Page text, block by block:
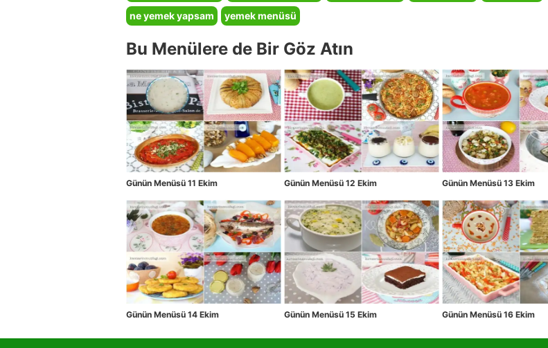
ne yemek yapsam
yemek menüsü
Bu Menülere de Bir Göz Atın
Günün Menüsü 11 Ekim Günün Menüsü 12 Ekim Günün Menüsü 13 Ekim
Günün Menüsü 14 Ekim Günün Menüsü 15 Ekim Günün Menüsü 16 Ekim